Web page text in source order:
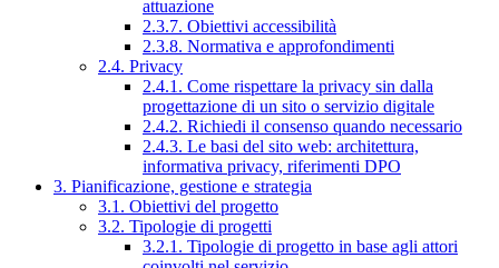
attuazione
2.3.7. Obiettivi accessibilità
2.3.8. Normativa e approfondimenti
2.4. Privacy
2.4.1. Come rispettare la privacy sin dalla
progettazione di un sito o servizio digitale
2.4.2. Richiedi il consenso quando necessario
2.4.3. Le basi del sito web: architettura,
informativa privacy, riferimenti DPO
3. Pianificazione, gestione e strategia
3.1. Obiettivi del progetto
3.2. Tipologie di progetti
3.2.1. Tipologie di progetto in base agli attori